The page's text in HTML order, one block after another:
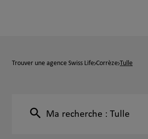
Trouver une agence Swiss Life Corrèze Tulle
Ma recherche : Tulle